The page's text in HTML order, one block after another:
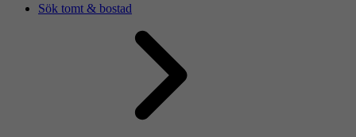
Sök tomt & bostad